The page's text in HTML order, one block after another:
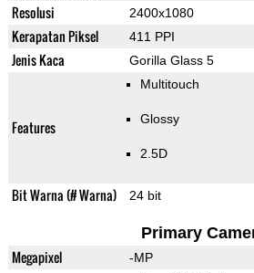
Resolusi 2400x1080
Kerapatan Piksel 411 PPI
Jenis Kaca Gorilla Glass 5
Features
Multitouch
Glossy
2.5D
Bit Warna (# Warna) 24 bit
Primary
Megapixel -MP